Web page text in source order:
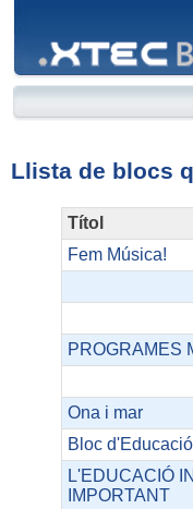
Llista de blocs
Títol
Fem Música!
PROGRAMES
Ona i mar
Bloc d'Educació
L'EDUCACIÓ
IMPORTANT